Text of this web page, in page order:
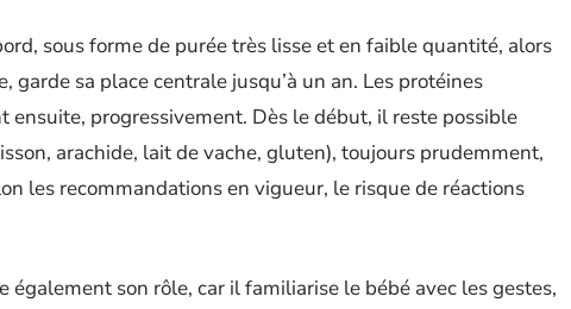
sous forme de purée très lisse et en faible quantité, alors
sa place centrale jusqu’à un an. Les protéines
progressivement. Dès le début, il reste possible
arachide, lait de vache, gluten), toujours prudemment,
les recommandations en vigueur, le risque de réactions
son rôle, car il familiarise le bébé avec les gestes,